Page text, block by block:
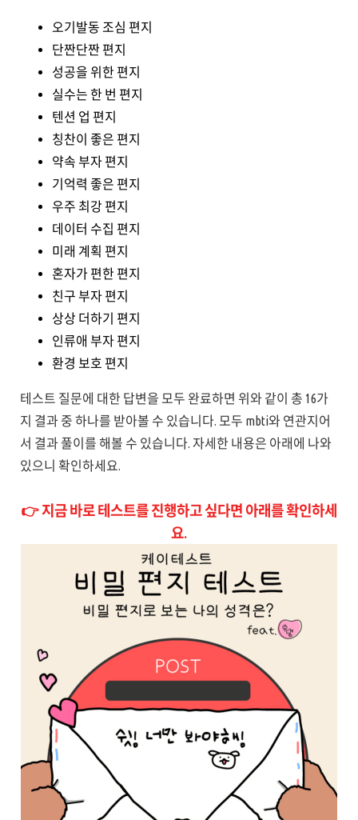
오기발동 조심 편지
단짠단짠 편지
성공을 위한 편지
실수는 한 번 편지
텐션 업 편지
칭찬이 좋은 편지
약속 부자 편지
기억력 좋은 편지
우주 최강 편지
데이터 수집 편지
미래 계획 편지
혼자가 편한 편지
친구 부자 편지
상상 더하기 편지
인류애 부자 편지
환경 보호 편지
테스트 질문에 대한 답변을 모두 완료하면 위와 같이 총 16가
지 결과 중 하나를 받아볼 수 있습니다. 모두 mbti와 연관지어
서 결과 풀이를 해볼 수 있습니다. 자세한 내용은 아래에 나와
있으니 확인하세요.
👉 지금 바로 테스트를 진행하고 싶다면 아래를 확인하세
요.